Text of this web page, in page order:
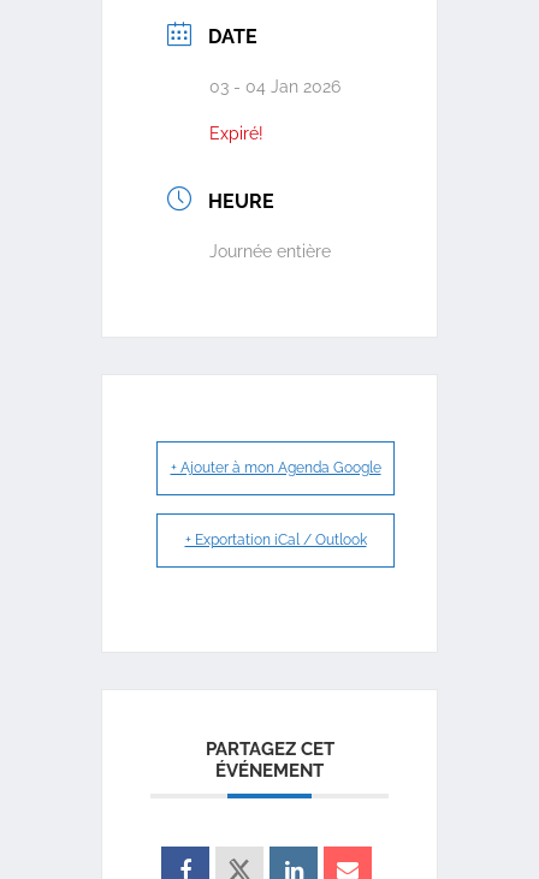
DATE
03 - 04 Jan 2026
Expiré!
HEURE
Journée entière
+ Ajouter à mon Agenda Google
+ Exportation iCal / Outlook
PARTAGEZ CET
ÉVÉNEMENT